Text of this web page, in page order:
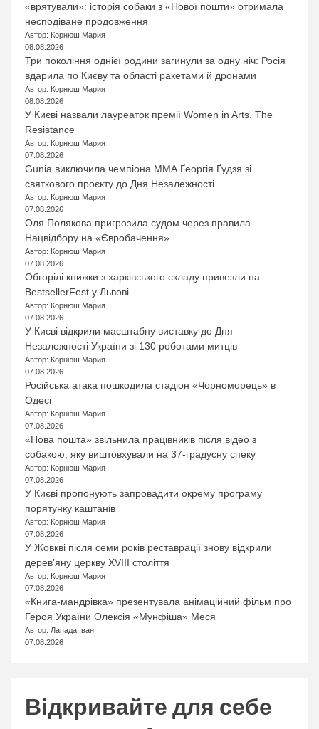
«врятували»: історія собаки з «Нової пошти» отримала
несподіване продовження
Автор: Корнюш Мария
08.08.2026
Три покоління однієї родини загинули за одну ніч: Росія
вдарила по Києву та області ракетами й дронами
Автор: Корнюш Мария
08.08.2026
У Києві назвали лауреаток премії Women in Arts. The
Resistance
Автор: Корнюш Мария
07.08.2026
Gunia виключила чемпіона ММА Ґеоргія Ґудзя зі
святкового проєкту до Дня Незалежності
Автор: Корнюш Мария
07.08.2026
Оля Полякова пригрозила судом через правила
Нацвідбору на «Євробачення»
Автор: Корнюш Мария
07.08.2026
Обгорілі книжки з харківського складу привезли на
BestsellerFest у Львові
Автор: Корнюш Мария
07.08.2026
У Києві відкрили масштабну виставку до Дня
Незалежності України зі 130 роботами митців
Автор: Корнюш Мария
07.08.2026
Російська атака пошкодила стадіон «Чорноморець» в
Одесі
Автор: Корнюш Мария
07.08.2026
«Нова пошта» звільнила працівників після відео з
собакою, яку виштовхували на 37-градусну спеку
Автор: Корнюш Мария
07.08.2026
У Києві пропонують запровадити окрему програму
порятунку каштанів
Автор: Корнюш Мария
07.08.2026
У Жовкві після семи років реставрації знову відкрили
дерев’яну церкву XVIII століття
Автор: Корнюш Мария
07.08.2026
«Книга-мандрівка» презентувала анімаційний фільм про
Героя України Олексія «Мунфіша» Меся
Автор: Лапада Іван
07.08.2026
Відкривайте для себе